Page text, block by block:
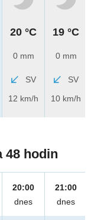
20 °C
0 mm
SV
12 km/h
19 °C
0 mm
SV
10 km/h
48 hodin
20:00
dnes
21:00
dnes